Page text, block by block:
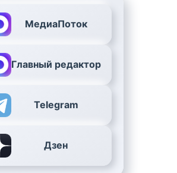
МедиаПоток
Главный редактор
Telegram
Дзен